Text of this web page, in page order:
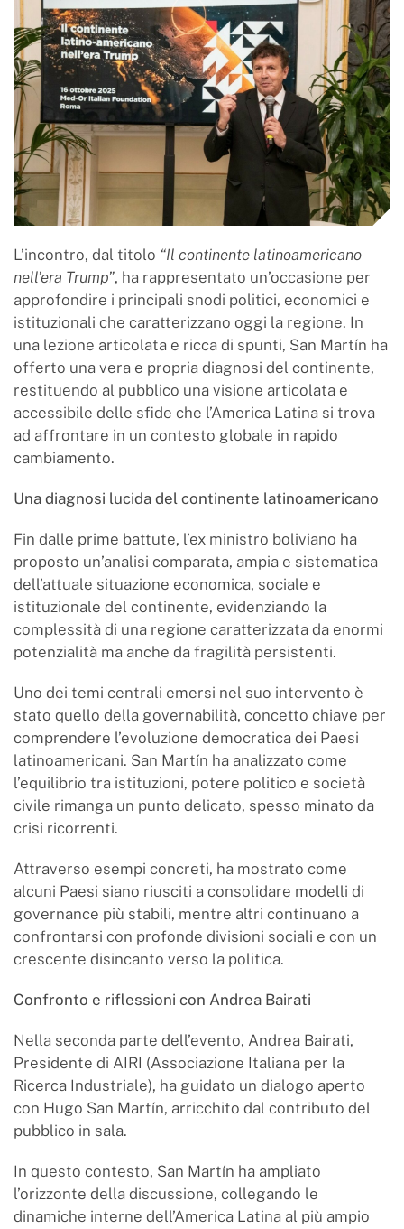
L’incontro, dal titolo “Il continente latinoamericano
nell’era Trump”, ha rappresentato un’occasione per
approfondire i principali snodi politici, economici e
istituzionali che caratterizzano oggi la regione. In
una lezione articolata e ricca di spunti, San Martín ha
offerto una vera e propria diagnosi del continente,
restituendo al pubblico una visione articolata e
accessibile delle sfide che l’America Latina si trova
ad affrontare in un contesto globale in rapido
cambiamento.
Una diagnosi lucida del continente latinoamericano
Fin dalle prime battute, l’ex ministro boliviano ha
proposto un’analisi comparata, ampia e sistematica
dell’attuale situazione economica, sociale e
istituzionale del continente, evidenziando la
complessità di una regione caratterizzata da enormi
potenzialità ma anche da fragilità persistenti.
Uno dei temi centrali emersi nel suo intervento è
stato quello della governabilità, concetto chiave per
comprendere l’evoluzione democratica dei Paesi
latinoamericani. San Martín ha analizzato come
l’equilibrio tra istituzioni, potere politico e società
civile rimanga un punto delicato, spesso minato da
crisi ricorrenti.
Attraverso esempi concreti, ha mostrato come
alcuni Paesi siano riusciti a consolidare modelli di
governance più stabili, mentre altri continuano a
confrontarsi con profonde divisioni sociali e con un
crescente disincanto verso la politica.
Confronto e riflessioni con Andrea Bairati
Nella seconda parte dell’evento, Andrea Bairati,
Presidente di AIRI (Associazione Italiana per la
Ricerca Industriale), ha guidato un dialogo aperto
con Hugo San Martín, arricchito dal contributo del
pubblico in sala.
In questo contesto, San Martín ha ampliato
l’orizzonte della discussione, collegando le
dinamiche interne dell’America Latina al più ampio